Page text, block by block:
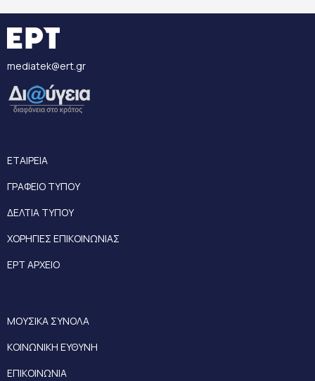
mediatek@ert.gr
ΕΤΑΙΡΕΙΑ
ΓΡΑΦΕΙΟ ΤΥΠΟΥ
ΔΕΛΤΙΑ ΤΥΠΟΥ
ΧΟΡΗΓΙΕΣ ΕΠΙΚΟΙΝΩΝΙΑΣ
ΕΡΤ ΑΡΧΕΙΟ
ΜΟΥΣΙΚΑ ΣΥΝΟΛΑ
ΚΟΙΝΩΝΙΚΗ ΕΥΘΥΝΗ
ΕΠΙΚΟΙΝΩΝΙΑ